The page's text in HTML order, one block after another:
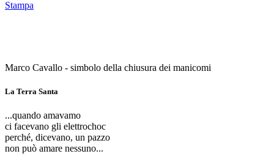
Stampa
Marco Cavallo - simbolo della chiusura dei manicomi
La Terra Santa
...quando amavamo
ci facevano gli elettrochoc
perché, dicevano, un pazzo
non può amare nessuno...